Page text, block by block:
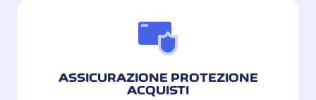
ASSICURAZIONE PROTEZIONE
ACQUISTI